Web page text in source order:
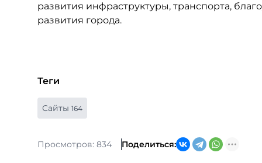
развития инфраструктуры, транспорта,
развития города.
Теги
Сайты 164
Просмотров: 834 Поделиться: